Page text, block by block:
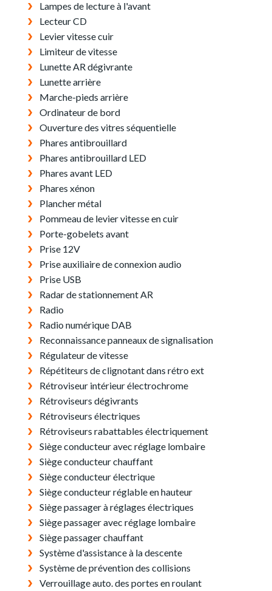
Lampes de lecture à l'avant
Lecteur CD
Levier vitesse cuir
Limiteur de vitesse
Lunette AR dégivrante
Lunette arrière
Marche-pieds arrière
Ordinateur de bord
Ouverture des vitres séquentielle
Phares antibrouillard
Phares antibrouillard LED
Phares avant LED
Phares xénon
Plancher métal
Pommeau de levier vitesse en cuir
Porte-gobelets avant
Prise 12V
Prise auxiliaire de connexion audio
Prise USB
Radar de stationnement AR
Radio
Radio numérique DAB
Reconnaissance panneaux de signalisation
Régulateur de vitesse
Répétiteurs de clignotant dans rétro ext
Rétroviseur intérieur électrochrome
Rétroviseurs dégivrants
Rétroviseurs électriques
Rétroviseurs rabattables électriquement
Siège conducteur avec réglage lombaire
Siège conducteur chauffant
Siège conducteur électrique
Siège conducteur réglable en hauteur
Siège passager à réglages électriques
Siège passager avec réglage lombaire
Siège passager chauffant
Système d'assistance à la descente
Système de prévention des collisions
Verrouillage auto. des portes en roulant